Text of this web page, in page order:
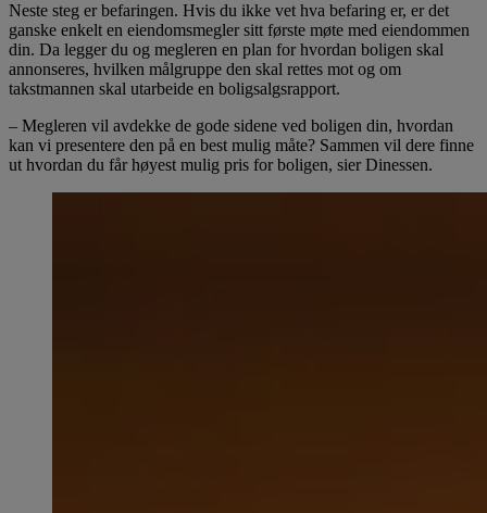
Neste steg er befaringen. Hvis du ikke vet hva befaring er, er det
ganske enkelt en eiendomsmegler sitt første møte med eiendommen
din. Da legger du og megleren en plan for hvordan boligen skal
annonseres, hvilken målgruppe den skal rettes mot og om
takstmannen skal utarbeide en boligsalgsrapport.
– Megleren vil avdekke de gode sidene ved boligen din, hvordan
kan vi presentere den på en best mulig måte? Sammen vil dere finne
ut hvordan du får høyest mulig pris for boligen, sier Dinessen.